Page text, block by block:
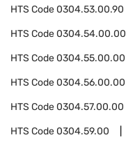
HTS Code0304.53.00.90
HTS Code0304.54.00.00
HTS Code0304.55.00.00
HTS Code0304.56.00.00
HTS Code0304.57.00.00
HTS Code0304.59.00